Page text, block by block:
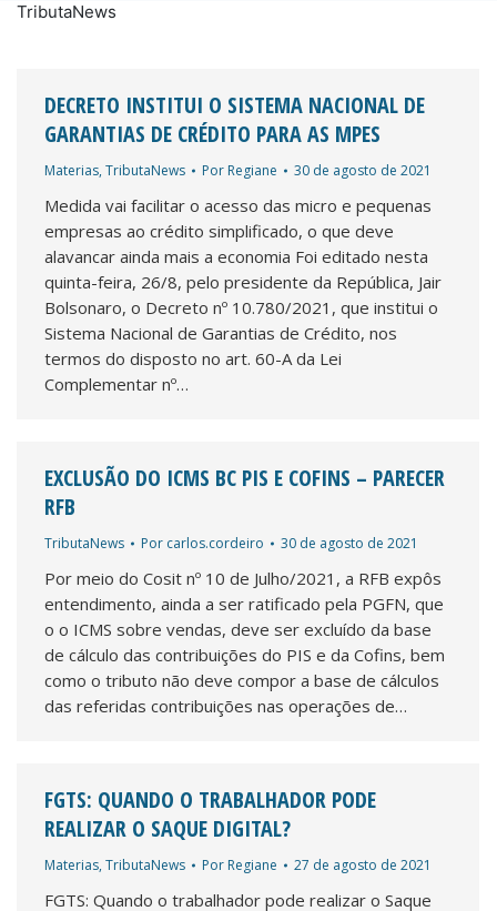
TributaNews
DECRETO INSTITUI O SISTEMA NACIONAL DE
GARANTIAS DE CRÉDITO PARA AS MPES
Materias,TributaNews Por Regiane 30 de agosto de 2021
Medida vai facilitar o acesso das micro e pequenas
empresas ao crédito simplificado, o que deve
alavancar ainda mais a economia Foi editado nesta
quinta-feira, 26/8, pelo presidente da República, Jair
Bolsonaro, o Decreto nº 10.780/2021, que institui o
Sistema Nacional de Garantias de Crédito, nos
termos do disposto no art. 60-A da Lei
Complementar nº…
EXCLUSÃO DO ICMS BC PIS E COFINS – PARECER
RFB
TributaNews Por carlos.cordeiro 30 de agosto de 2021
Por meio do Cosit nº 10 de Julho/2021, a RFB expôs
entendimento, ainda a ser ratificado pela PGFN, que
o o ICMS sobre vendas, deve ser excluído da base
de cálculo das contribuições do PIS e da Cofins, bem
como o tributo não deve compor a base de cálculos
das referidas contribuições nas operações de…
FGTS: QUANDO O TRABALHADOR PODE
REALIZAR O SAQUE DIGITAL?
Materias,TributaNews Por Regiane 27 de agosto de 2021
FGTS: Quando o trabalhador pode realizar o Saque